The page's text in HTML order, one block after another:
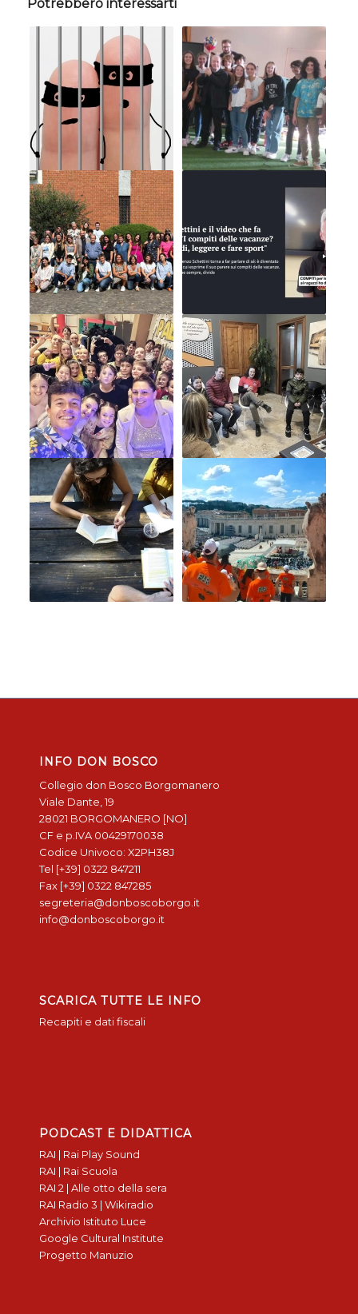
Potrebbero interessarti
INFO DON BOSCO
Collegio don Bosco Borgomanero
Viale Dante, 19
28021 BORGOMANERO [NO]
CF e p.IVA 00429170038
Codice Univoco: X2PH38J
Tel [+39] 0322 847211
Fax [+39] 0322 847285
segreteria@donboscoborgo.it
info@donboscoborgo.it
SCARICA TUTTE LE INFO
Recapiti e dati fiscali
PODCAST E DIDATTICA
RAI | Rai Play Sound
RAI | Rai Scuola
RAI 2 | Alle otto della sera
RAI Radio 3 | Wikiradio
Archivio Istituto Luce
Google Cultural Institute
Progetto Manuzio